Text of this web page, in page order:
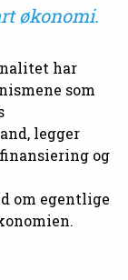
økonomi.
har
som
legger
og
om egentlige